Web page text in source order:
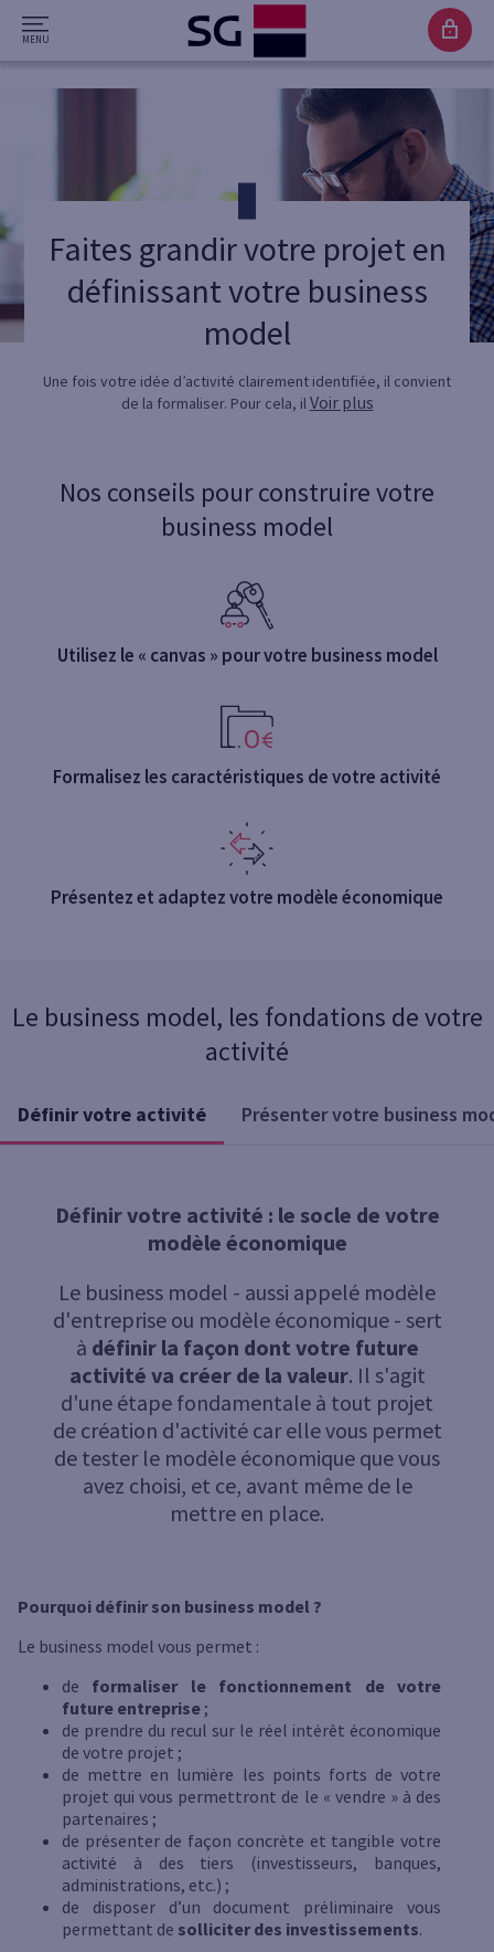
Faites grandir votre projet en
définissant votre business
model
Une fois votre idée d’activité clairement identifiée, il convient
de la formaliser. Pour cela, ilVoir plus
Nos conseils pour construire votre
business model
Utilisez le « canvas » pour votre business model
Formalisez les caractéristiques de votre activité
Présentez et adaptez votre modèle économique
Le business model, les fondations de votre
activité
Définir votre activité Présenter votre business
Définir votre activité : le socle de votre
modèle économique
Le business model - aussi appelé modèle
d'entreprise ou modèle économique - sert
à définir la façon dont votre future
activité va créer de la valeur. Il s'agit
d'une étape fondamentale à tout projet
de création d'activité car elle vous permet
de tester le modèle économique que vous
avez choisi, et ce, avant même de le
mettre en place.
Pourquoi définir son business model ?
Le business model vous permet :
de formaliser le fonctionnement de votre
future entreprise ;
de prendre du recul sur le réel intérêt économique
de votre projet ;
de mettre en lumière les points forts de votre
projet qui vous permettront de le « vendre » à des
partenaires ;
de présenter de façon concrète et tangible votre
activité à des tiers (investisseurs, banques,
administrations, etc.) ;
de disposer d’un document préliminaire vous
permettant de solliciter des investissements.